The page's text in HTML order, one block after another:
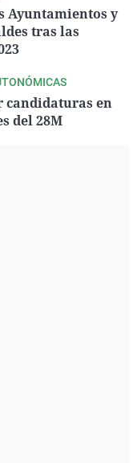
Ayuntamientos y
tras las
candidaturas en
del 28M